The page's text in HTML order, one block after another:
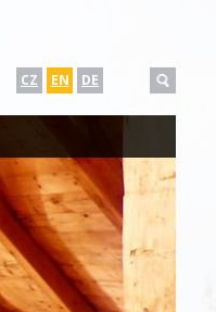
CZ EN DE